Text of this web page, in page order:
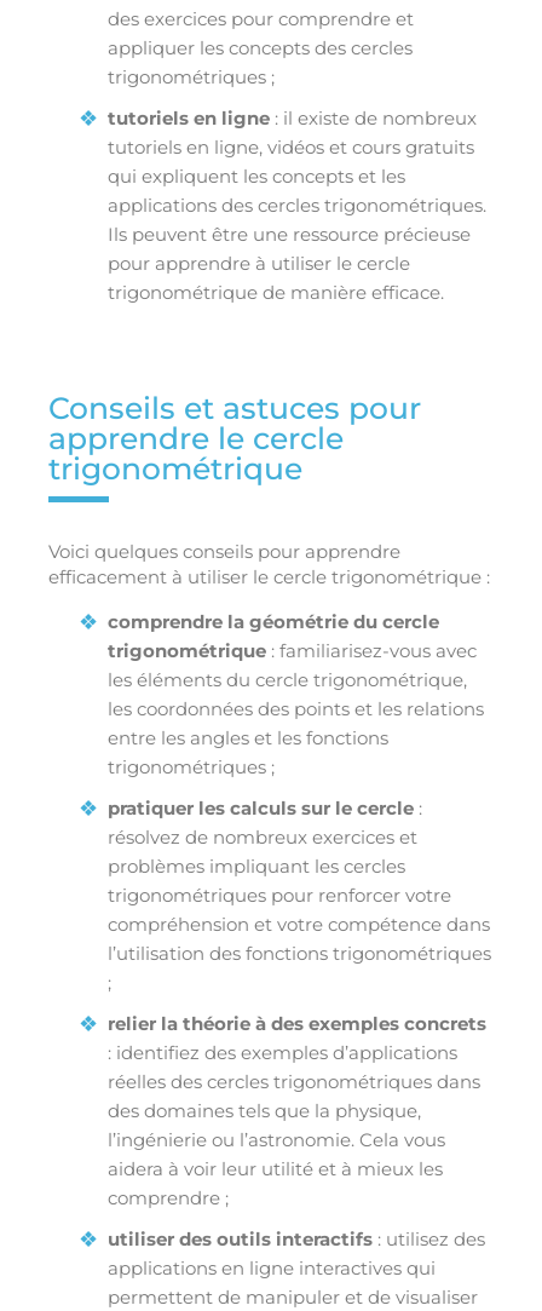
des exercices pour comprendre et
appliquer les concepts des cercles
trigonométriques ;
tutoriels en ligne : il existe de nombreux
tutoriels en ligne, vidéos et cours gratuits
qui expliquent les concepts et les
applications des cercles trigonométriques.
Ils peuvent être une ressource précieuse
pour apprendre à utiliser le cercle
trigonométrique de manière efficace.
Conseils et astuces pour
apprendre le cercle
trigonométrique
Voici quelques conseils pour apprendre
efficacement à utiliser le cercle trigonométrique :
comprendre la géométrie du cercle
trigonométrique : familiarisez-vous avec
les éléments du cercle trigonométrique,
les coordonnées des points et les relations
entre les angles et les fonctions
trigonométriques ;
pratiquer les calculs sur le cercle :
résolvez de nombreux exercices et
problèmes impliquant les cercles
trigonométriques pour renforcer votre
compréhension et votre compétence dans
l’utilisation des fonctions trigonométriques
;
relier la théorie à des exemples concrets
: identifiez des exemples d’applications
réelles des cercles trigonométriques dans
des domaines tels que la physique,
l’ingénierie ou l’astronomie. Cela vous
aidera à voir leur utilité et à mieux les
comprendre ;
utiliser des outils interactifs : utilisez des
applications en ligne interactives qui
permettent de manipuler et de visualiser